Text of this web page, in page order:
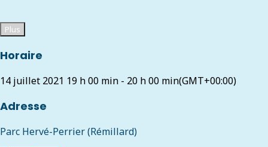
Plus
Horaire
14 juillet 2021 19 h 00 min - 20 h 00 min(GMT+00:00)
Adresse
Parc Hervé-Perrier (Rémillard)